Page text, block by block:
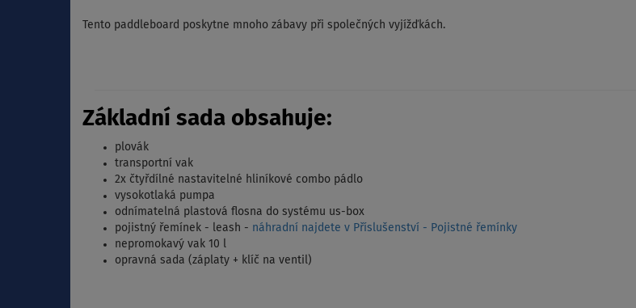
Tento paddleboard poskytne mnoho zábavy při společných vyjížďkách.
Základní sada obsahuje:
plovák
transportní vak
2x čtyřdílné nastavitelné hliníkové combo pádlo
vysokotlaká pumpa
odnímatelná plastová flosna do systému us-box
pojistný řemínek - leash - náhradní najdete v Příslušenství - Pojistné řemínky
nepromokavý vak 10 l
opravná sada (záplaty + klíč na ventil)